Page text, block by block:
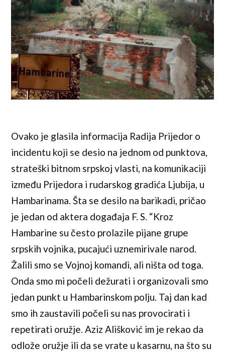
Ovako je glasila informacija Radija Prijedor o
incidentu koji se desio na jednom od punktova,
strateški bitnom srpskoj vlasti, na komunikaciji
između Prijedora i rudarskog gradića Ljubija, u
Hambarinama. Šta se desilo na barikadi, pričao
je jedan od aktera događaja F. S. “Kroz
Hambarine su često prolazile pijane grupe
srpskih vojnika, pucajući uznemirivale narod.
Žalili smo se Vojnoj komandi, ali ništa od toga.
Onda smo mi počeli dežurati i organizovali smo
jedan punkt u Hambarinskom polju. Taj dan kad
smo ih zaustavili počeli su nas provocirati i
repetirati oružje. Aziz Ališković im je rekao da
odlože oružje ili da se vrate u kasarnu, na što su